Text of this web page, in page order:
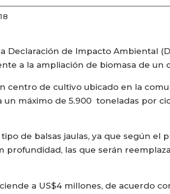
Declaración de Impacto Ambiental
a la ampliación de biomasa de un
centro de cultivo ubicado en la
un máximo de 5.900 toneladas por
de balsas jaulas, ya que según el
las que serán
a US$4 millones, de acuerdo